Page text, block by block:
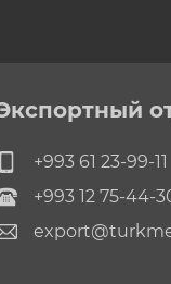
+993 61 23-99-11
+993 12 75-44-